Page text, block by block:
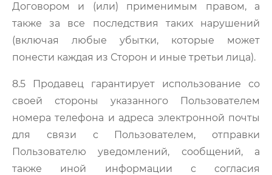
Договором и (или) применимым правом, а
также за все последствия таких нарушений
(включая любые убытки, которые может
понести каждая из Сторон и иные третьи лица).
8.5 Продавец гарантирует использование со
своей стороны указанного Пользователем
номера телефона и адреса электронной почты
для связи с Пользователем, отправки
Пользователю уведомлений, сообщений, а
также иной информации с согласия